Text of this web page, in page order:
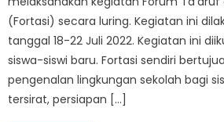
(Fortasi) secara luring. Kegiatan ini
tanggal 18-22 Juli 2022. Kegiatan ini
siswa-siswi baru. Fortasi sendiri
pengenalan lingkungan sekolah bagi
tersirat, persiapan […]